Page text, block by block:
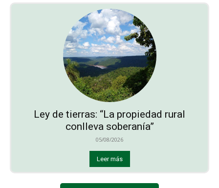
Ley de tierras: “La propiedad rural
conlleva soberanía”
05/08/2026
Leer más